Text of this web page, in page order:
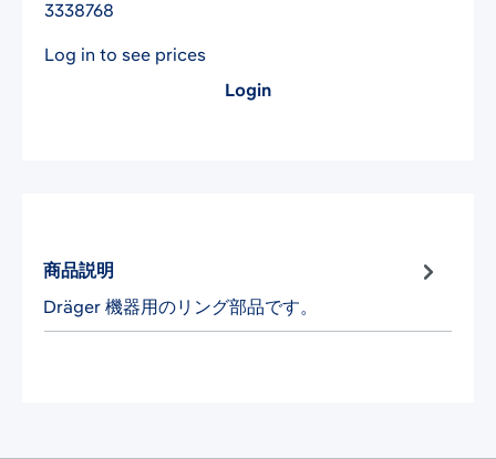
3338768
Log in to see prices
Login
商品説明
Dräger 機器用のリング部品です。